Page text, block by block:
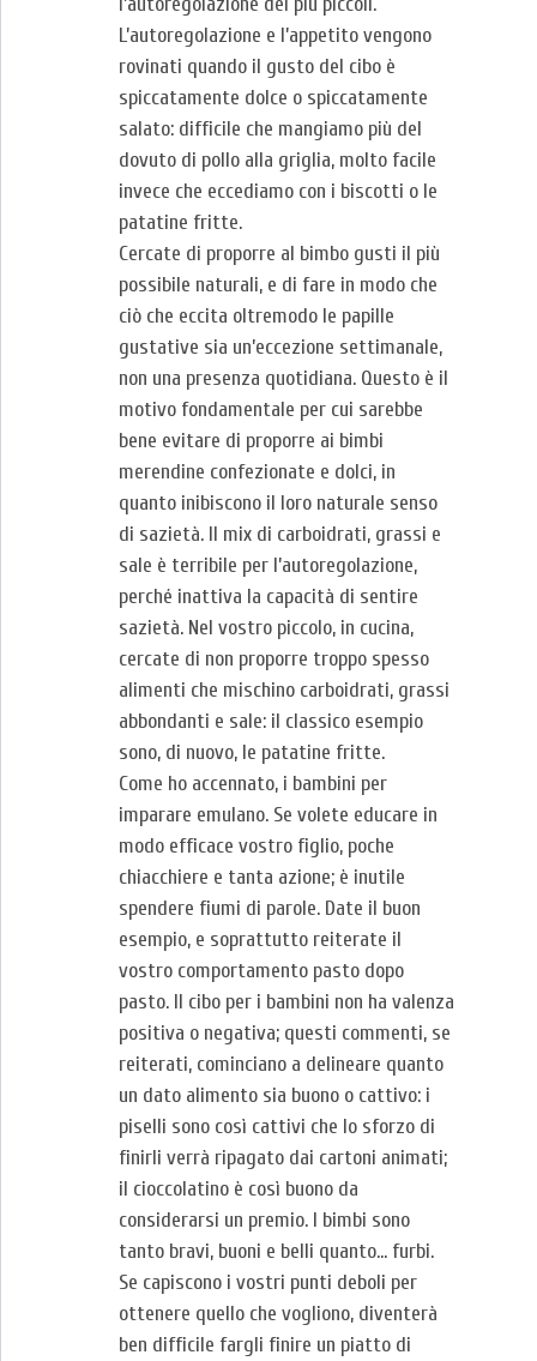
L’autoregolazione e l’appetito vengono
rovinati quando il gusto del cibo è
spiccatamente dolce o spiccatamente
salato: difficile che mangiamo più del
dovuto di pollo alla griglia, molto facile
invece che eccediamo con i biscotti o le
patatine fritte.
Cercate di proporre al bimbo gusti il più
possibile naturali, e di fare in modo che
ciò che eccita oltremodo le papille
gustative sia un’eccezione settimanale,
non una presenza quotidiana. Questo è il
motivo fondamentale per cui sarebbe
bene evitare di proporre ai bimbi
merendine confezionate e dolci, in
quanto inibiscono il loro naturale senso
di sazietà. Il mix di carboidrati, grassi e
sale è terribile per l’autoregolazione,
perché inattiva la capacità di sentire
sazietà. Nel vostro piccolo, in cucina,
cercate di non proporre troppo spesso
alimenti che mischino carboidrati, grassi
abbondanti e sale: il classico esempio
sono, di nuovo, le patatine fritte.
Come ho accennato, i bambini per
imparare emulano. Se volete educare in
modo efficace vostro figlio, poche
chiacchiere e tanta azione; è inutile
spendere fiumi di parole. Date il buon
esempio, e soprattutto reiterate il
vostro comportamento pasto dopo
pasto. Il cibo per i bambini non ha valenza
positiva o negativa; questi commenti, se
reiterati, cominciano a delineare quanto
un dato alimento sia buono o cattivo: i
piselli sono così cattivi che lo sforzo di
finirli verrà ripagato dai cartoni animati;
il cioccolatino è così buono da
considerarsi un premio. I bimbi sono
tanto bravi, buoni e belli quanto… furbi.
Se capiscono i vostri punti deboli per
ottenere quello che vogliono, diventerà
ben difficile fargli finire un piatto di